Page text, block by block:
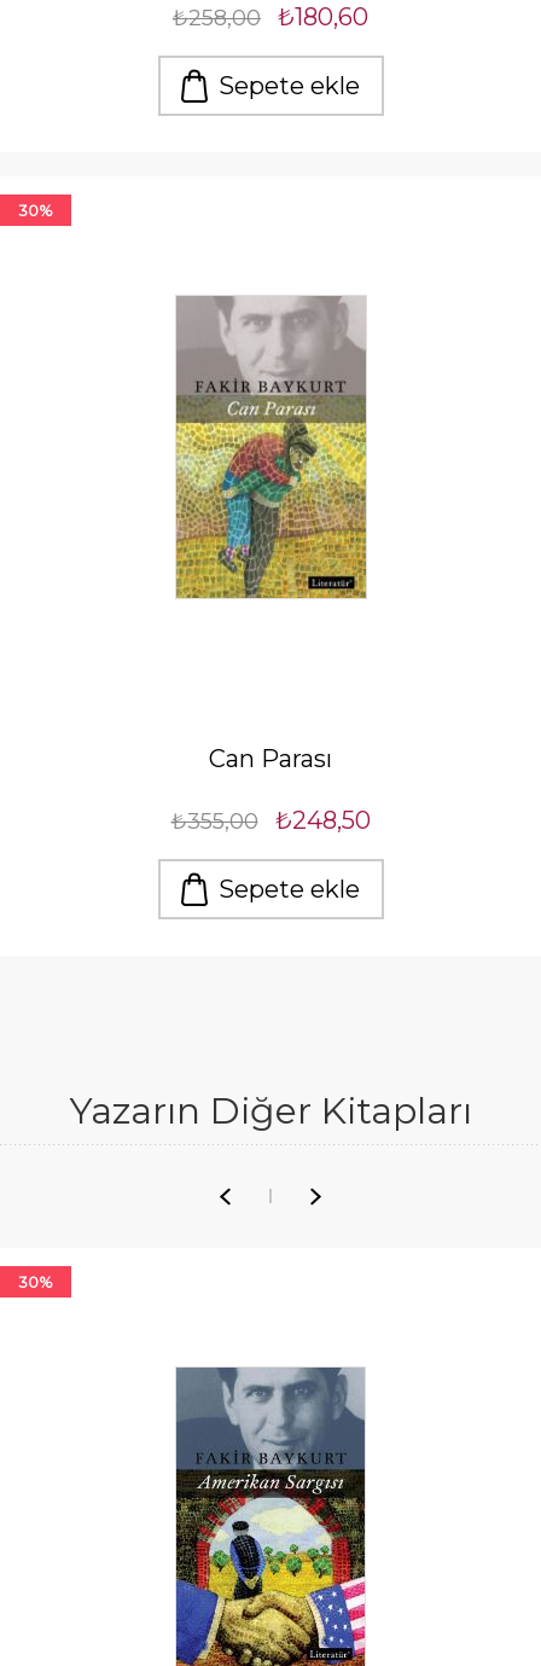
₺258,00 ₺180,60
Sepete ekle
30%
Can Parası
₺355,00 ₺248,50
Sepete ekle
Yazarın Diğer Kitapları
30%